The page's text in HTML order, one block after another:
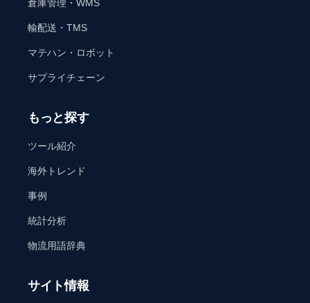
倉庫管理・WMS
輸配送・TMS
マテハン・ロボット
サプライチェーン
もっと探す
ツール紹介
海外トレンド
事例
統計分析
物流用語辞典
サイト情報